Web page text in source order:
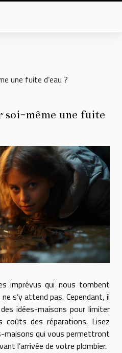
une fuite d’eau ?
soi-même une fuite
imprévus qui nous tombent
s’y attend pas. Cependant, il
idées-maisons pour limiter
des réparations. Lisez
maisons qui vous permettront
l’arrivée de votre plombier.